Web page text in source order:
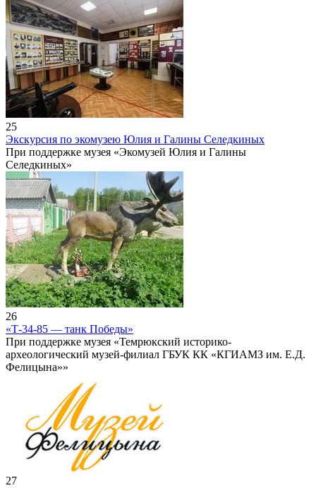
25
Экскурсия по экомузею Юлия и Галины Селедкиных
При поддержке музея «Экомузей Юлия и Галины
Селедкиных»
26
«Т-34-85 — танк Победы»
При поддержке музея «Темрюкский историко-
археологический музей-филиал ГБУК КК «КГИАМЗ им. Е.Д.
Фелицына»»
27